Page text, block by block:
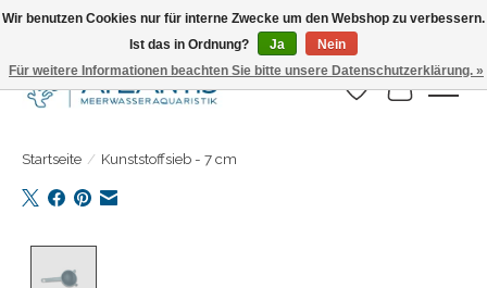
Täglicher Versand. Bestelle bis 15.00 Uhr
Wunschzettel
Ihr
Startseite / Kunststoffsieb - 7 cm
Wir benutzen Cookies nur für interne Zwecke um den Webshop zu verbessern.
Ist das in Ordnung?
Ja
Nein
Für weitere Informationen beachten Sie bitte unsere Datenschutzerklärung. »